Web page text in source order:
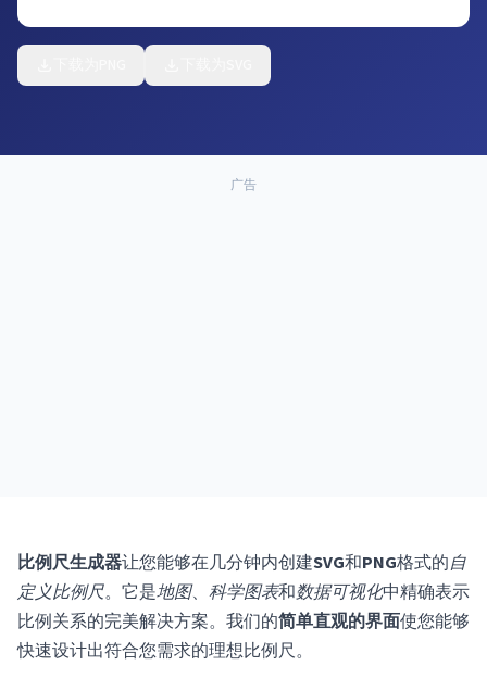
广告
比例尺生成器让您能够在几分钟内创建SVG和PNG格式的自
定义比例尺。它是地图、 科学图表和数据可视化中精确表示
比例关系的完美解决方案。我们的简单直观的界面使您能够
快速设计出符合您需求的理想比例尺。